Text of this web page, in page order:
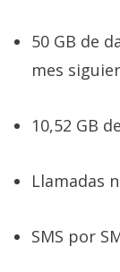
50 GB de
mes
10,52 GB
Llamadas
SMS por